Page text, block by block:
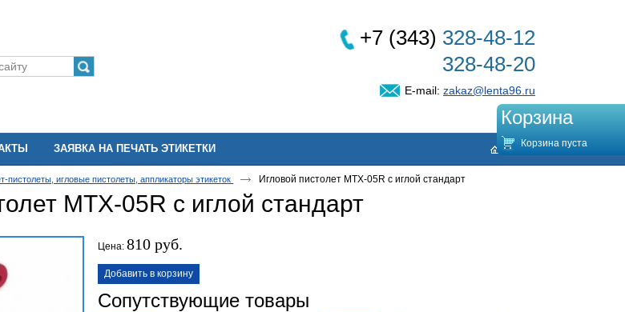
+7 (343) 328-48-12
328-48-20
E-mail: zakaz@lenta96.ru
ЗАЯВКА НА ПЕЧАТЬ ЭТИКЕТКИ
Корзина
Корзина пуста
пистолеты, игловые пистолеты, аппликаторы этикеток Игловой пистолет MTX-05R с иглой стандарт
MTX-05R с иглой стандарт
Цена: 810 руб.
Добавить в корзину
Сопутствующие товары